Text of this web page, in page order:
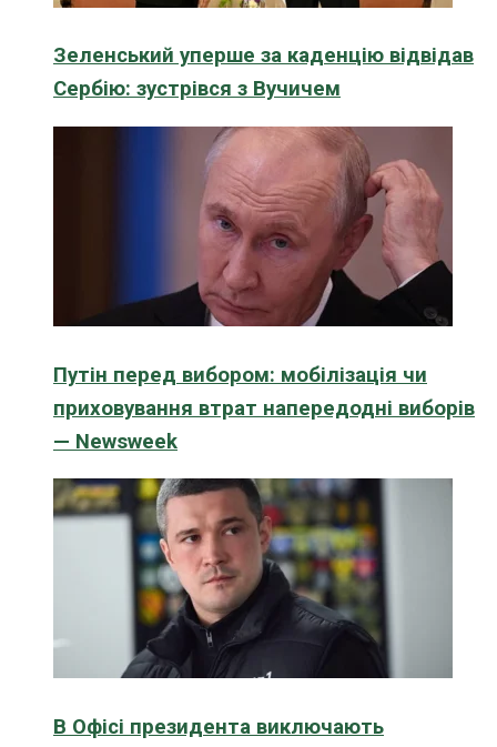
Зеленський уперше за каденцію відвідав
Сербію: зустрівся з Вучичем
Путін перед вибором: мобілізація чи
приховування втрат напередодні виборів
— Newsweek
В Офісі президента виключають